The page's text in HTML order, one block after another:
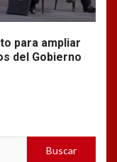
para ampliar
del Gobierno